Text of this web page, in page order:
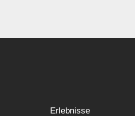
Erlebnisse